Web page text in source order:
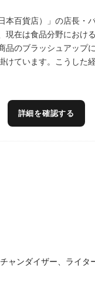
百貨店）」の店長・
在は食品分野におけ
のブラッシュアップ
ています。こうした
対応することが可能です
詳細を確認する
ャンダイザー、ライタ